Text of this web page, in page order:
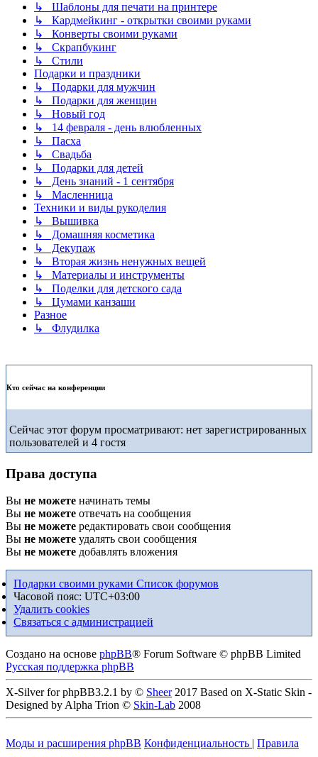
↳ Шаблоны для печати на принтере
↳ Кардмейкинг - открытки своими руками
↳ Конверты своими руками
↳ Скрапбукинг
↳ Стили
Подарки и праздники
↳ Подарки для мужчин
↳ Подарки для женщин
↳ Новый год
↳ 14 февраля - день влюбленных
↳ Пасха
↳ Свадьба
↳ Подарки для детей
↳ День знаний - 1 сентября
↳ Масленница
Техники и виды рукоделия
↳ Вышивка
↳ Домашняя косметика
↳ Декупаж
↳ Вторая жизнь ненужных вещей
↳ Материалы и инструменты
↳ Поделки для детского сада
↳ Цумами канзаши
Разное
↳ Флудилка
Кто сейчас на конференции
Сейчас этот форум просматривают: нет зарегистрированных
пользователей и 4 гостя
Права доступа
Вы не можете начинать темы
Вы не можете отвечать на сообщения
Вы не можете редактировать свои сообщения
Вы не можете удалять свои сообщения
Вы не можете добавлять вложения
Подарки своими руками Список форумов
Часовой пояс: UTC+03:00
Удалить cookies
Связаться с администрацией
Создано на основе phpBB® Forum Software © phpBB Limited
Русская поддержка phpBB
X-Silver for phpBB3.2.1 by © Sheer2017 Based on X-Static Skin -
Designed by Alpha Trion © Skin-Lab 2008
Моды и расширения phpBB Конфиденциальность | Правила